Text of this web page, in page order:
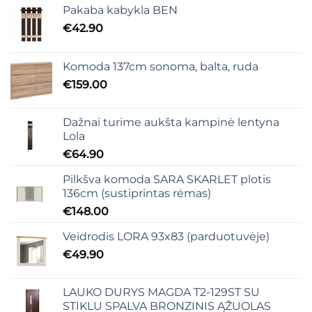
Pakaba kabykla BEN
€42.90
Komoda 137cm sonoma, balta, ruda
€159.00
Dažnai turime aukšta kampinė lentyna
Lola
€64.90
Pilkšva komoda SARA SKARLET plotis
136cm (sustiprintas rėmas)
€148.00
Veidrodis LORA 93x83 (parduotuvėje)
€49.90
LAUKO DURYS MAGDA T2-129ST SU
STIKLU SPALVA BRONZINIS ĄŽUOLAS